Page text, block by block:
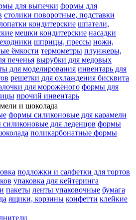
для выпечки формы для
столики поворотные, подставки
кондитерские шпатели,
мешки кондитерские насадки
шприцы, прессы ножи,
ёмкости термометры плунжеры,
печенья вырубки для медовых
для моделирования инвентарь для
решетки для охлаждения бисквита
для мороженого формы для
прочий инвентарь
и шоколада
формы силиконовые для карамели
для леденцов формы
поликарбонатные формы
подложки и салфетки для тортов
упаковка для кейтеринга
пакеты ленты упаковочные бумага
ящики, корзины конфетти клейкие